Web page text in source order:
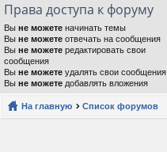
Права доступа к форуму
Вы не можете начинать темы
Вы не можете отвечать на сообщения
Вы не можете редактировать свои
сообщения
Вы не можете удалять свои сообщения
Вы не можете добавлять вложения
На главную Список форумов